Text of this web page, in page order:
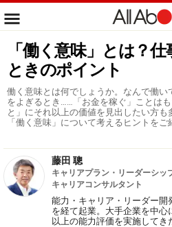
「働く意味」とは？
ときのポイント
働く意味とは何でしょうか。なんで働
をよぎるとき……「お金を稼ぐ」ことは
と」にそれ以上の価値を見出したい方も
「働く意味」について考えるヒントをご
藤田 聰
キャリアプラン・リーダーシッ
キャリアコンサルタント
能力・キャリア・リーダー開
を経て起業。大手企業を中心
以上の能力評価を実施してき